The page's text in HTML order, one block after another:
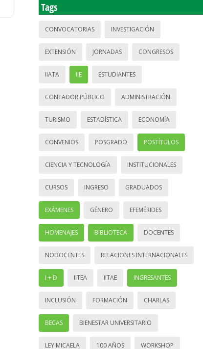
Tags
CONVOCATORIAS INVESTIGACIÓN
EXTENSIÓN JORNADAS CONGRESOS
IIATA IIE ESTUDIANTES
CONTADOR PÚBLICO ADMINISTRACIÓN
TURISMO ESTADÍSTICA ECONOMÍA
CONVENIOS POSGRADO POSTÍTULOS
CIENCIA Y TECNOLOGÍA INSTITUCIONALES
CURSOS INGRESO GRADUADOS
EXÁMENES GÉNERO EFEMÉRIDES
HOMENAJES BIBLIOTECA DOCENTES
NODOCENTES RELACIONES INTERNACIONALES
I + D IITEA IITAE INGRESANTES
INCLUSIÓN FORMACIÓN CHARLAS
BECAS BIENESTAR UNIVERSITARIO
LEY MICAELA 100 AÑOS WORKSHOP